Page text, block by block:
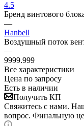
4.5
Бренд винтового
—
Hanbell
Воздушный поток
—
9999.999
Все характеристики
Цена по запросу
Есть в наличии
Получить КП
Свяжитесь с нами.
вопрос. Финальную